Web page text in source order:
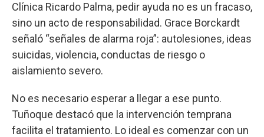
Clínica Ricardo Palma, pedir ayuda no es un fracaso,
sino un acto de responsabilidad. Grace Borckardt
señaló “señales de alarma roja”: autolesiones, ideas
suicidas, violencia, conductas de riesgo o
aislamiento severo.
No es necesario esperar a llegar a ese punto.
Tuñoque destacó que la intervención temprana
facilita el tratamiento. Lo ideal es comenzar con un